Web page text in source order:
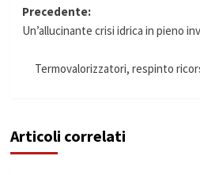
Navigazione
Precedente:
Un’allucinante crisi idrica in pieno
Termovalorizzatori, respinto
Articoli correlati